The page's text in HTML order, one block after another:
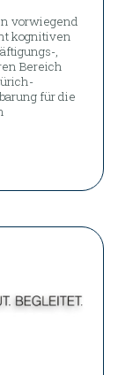
vorwiegend
kognitiven
,
Bereich
für die